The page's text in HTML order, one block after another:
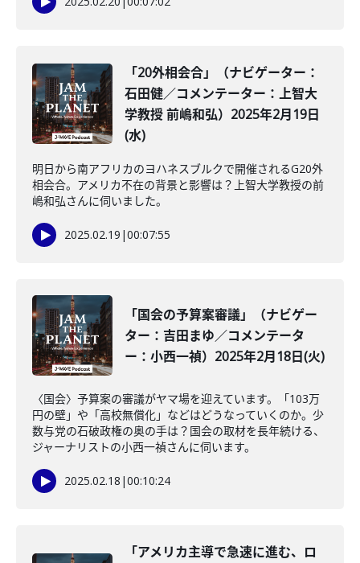
「20外相会合」（ナビゲーター：
石田健／コメンテーター：上智大
学教授 前嶋和弘）2025年2月19日
(水)
明日から南アフリカのヨハネスブルクで開催されるG20外
相会合。アメリカ不在の背景と影響は？上智大学教授の前
嶋和弘さんに伺いました。
2025.02.19 |00:07:55
「国会の予算案審議」（ナビゲー
ター：吉田まゆ／コメンテータ
ー：小西一禎）2025年2月18日(火)
〈国会〉予算案の審議がヤマ場を迎えています。「103万
円の壁」や「高校無償化」などはどうなっていくのか。少
数与党の石破政権の奥の手は？国会の取材を長年続ける、
ジャーナリストの小西一禎さんに伺います。
2025.02.18 |00:10:24
「アメリカ主導で急速に進む、ロ